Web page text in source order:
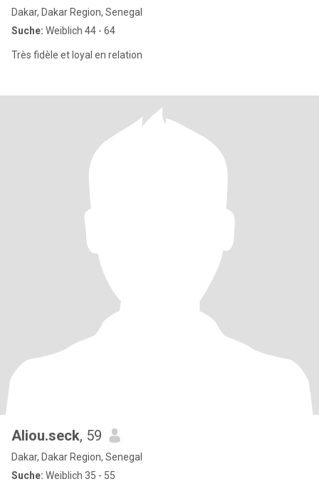
Dakar, Dakar Region, Senegal
Suche: Weiblich 44 - 64
Très fidèle et loyal en relation
Aliou.seck, 59
Dakar, Dakar Region, Senegal
Suche: Weiblich 35 - 55